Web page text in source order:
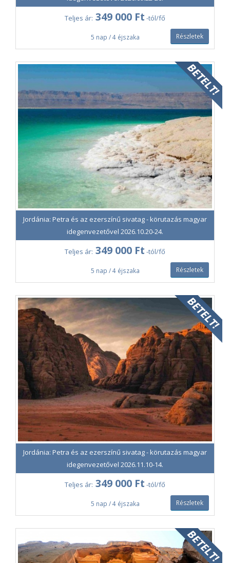
Magyar idegenvezető az utazás teljes időtartama alatt
Az ár nem tartalmazza:
Minimum létszám: 15 fő.
Egyágyas szoba foglalása esetén egyágyas felár
fizetendő.
Az útlevélnek a visszautazástól számított 6 hónapig
érvényesnek kell lennie.
Bizonyos látnivalók nagyobb gyaloglással érhetők el, így
átlagos vagy jó fizikai állapotú utazók részére ajánlottak.
Eltérően utazási feltételeinktől, indulástól számított 35
napon kívüli útlemondás esetén aWizz Air lemondási
szabályzataszerinti 66 500 Ft/fő repülőjegy törlési díjat
számítunk fel.
Buborék sátor felára Wadi Rumban
kétágyas sátorban
29 500 Ft /fő
Korlátozott számban elérhető (a
fedélzetre magával vihet egy kis méretű
kézipoggyász mellett egy nagyméretű
kézipoggyászt is - maximális méret:
55×40×23 cm).
38 000 Ft /db
Feladott poggyász felára (max. 10 kg)
40 000 Ft /db
Feladott poggyász felára (max. 20 kg)
65 000 Ft /db
Ülőhelyfoglalás oda-vissza útra
Az ár normál (nem nagy lábterű)
ülőhelyekre vonatkozik - egyéb esetben
a légitársaság nem garantálja az
utastársak egymás mellé szóló
üléskiosztását.
20 000 Ft /fő
Colonnade ATLASZ - ALAP
0-68 éves kor között választható.
1 200 Ft /fő/nap
Colonnade ATLASZ - ALAP
kategória - Prémium csoportos biztosítás
Életkortól függetlenül köthető.
Teljes ár: 349 000 Ft -tól/fő
5 nap / 4 éjszaka Részletek
Jordánia: Petra és az ezerszínű sivatag - körutazás magyar
idegenvezetővel 2026.10.20-24.
Teljes ár: 349 000 Ft -tól/fő
5 nap / 4 éjszaka Részletek
Jordánia: Petra és az ezerszínű sivatag - körutazás magyar
idegenvezetővel 2026.11.10-14.
Teljes ár: 349 000 Ft -tól/fő
5 nap / 4 éjszaka Részletek